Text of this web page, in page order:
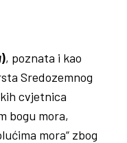
), poznata i kao
Sredozemnog
cvjetnica
bogu mora,
mora“ zbog